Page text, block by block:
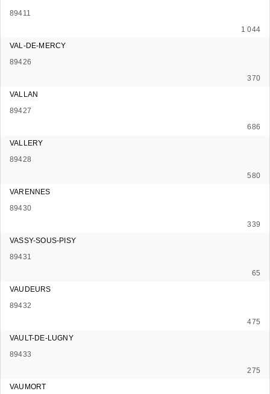
89411
1 044
VAL-DE-MERCY
89426
370
VALLAN
89427
686
VALLERY
89428
580
VARENNES
89430
339
VASSY-SOUS-PISY
89431
65
VAUDEURS
89432
475
VAULT-DE-LUGNY
89433
275
VAUMORT